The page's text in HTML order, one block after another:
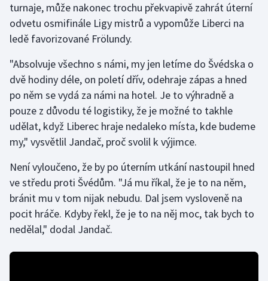
Judo
Lezení
Lyže a snowboard
Moderní pětiboj
Motorsport
Olympijské hry
Parasport
Plavání
turnaje, může nakonec trochu překvapivě zahrát úterní
odvetu osmifinále Ligy mistrů a vypomůže Liberci na
ledě favorizované Frölundy.
"Absolvuje všechno s námi, my jen letíme do Švédska o
dvě hodiny déle, on poletí dřív, odehraje zápas a hned
po něm se vydá za námi na hotel. Je to výhradně a
pouze z důvodu té logistiky, že je možné to takhle
udělat, když Liberec hraje nedaleko místa, kde budeme
my," vysvětlil Jandač, proč svolil k výjimce.
Není vyloučeno, že by po úterním utkání nastoupil hned
ve středu proti Švédům. "Já mu říkal, že je to na něm,
bránit mu v tom nijak nebudu. Dal jsem vysloveně na
pocit hráče. Kdyby řekl, že je to na něj moc, tak bych to
nedělal," dodal Jandač.